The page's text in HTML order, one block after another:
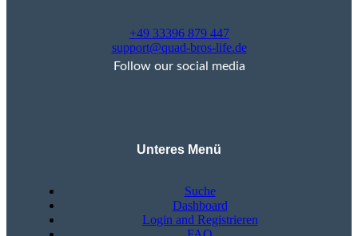
+49 33396 879 447
support@quad-bros-life.de
Follow our social media
Unteres Menü
Suche
Dashboard
Login and Registrieren